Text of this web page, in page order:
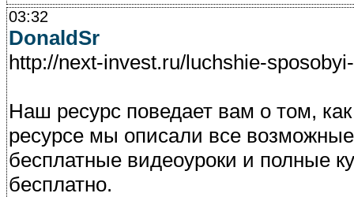
03:32
DonaldSr
http://next-invest.ru/luchshie-
Наш ресурс поведает вам о том,
ресурсе мы описали все
бесплатные видеоуроки и полные
бесплатно.